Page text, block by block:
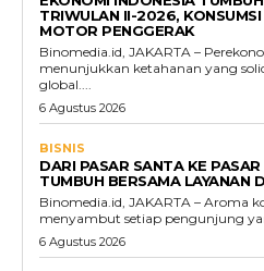
TRIWULAN II-2026,
MOTOR PENGGERAK
Binomedia.id, JAKARTA –
menunjukkan ketahanan yang
global....
6 Agustus 2026
BISNIS
DARI PASAR SANTA KE
TUMBUH BERSAMA LAYANAN
Binomedia.id, JAKARTA – Aroma
menyambut setiap pengunjung
6 Agustus 2026